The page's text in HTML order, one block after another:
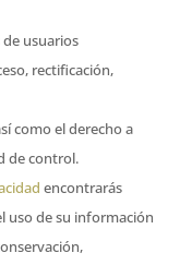
usuarios
rectificación,
como el derecho a
de control.
encontrarás
uso de su información